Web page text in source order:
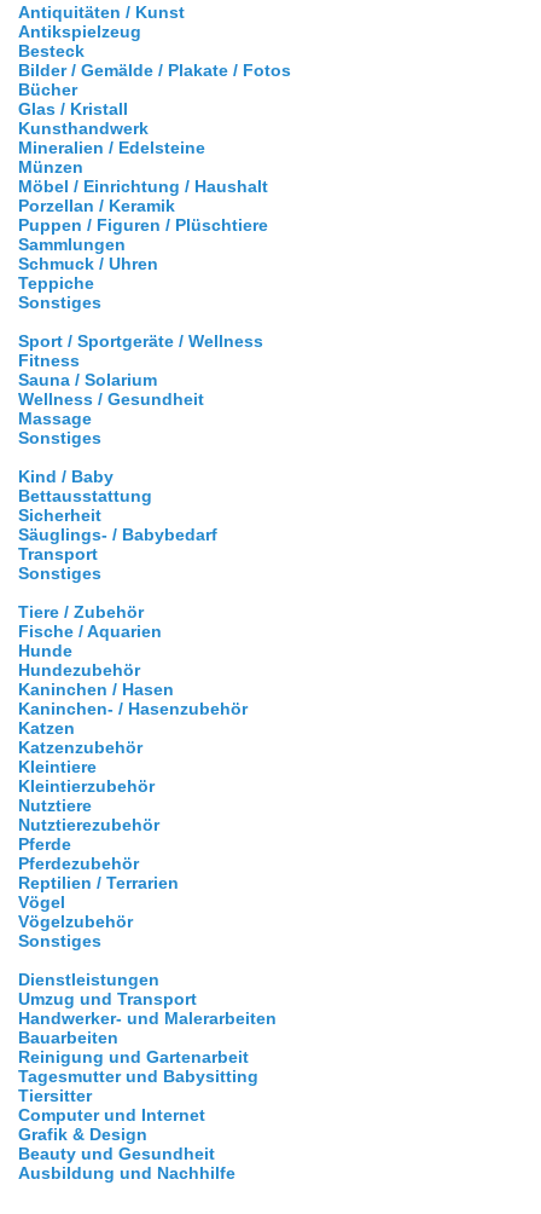
Antiquitäten / Kunst
Antikspielzeug
Besteck
Bilder / Gemälde / Plakate / Fotos
Bücher
Glas / Kristall
Kunsthandwerk
Mineralien / Edelsteine
Münzen
Möbel / Einrichtung / Haushalt
Porzellan / Keramik
Puppen / Figuren / Plüschtiere
Sammlungen
Schmuck / Uhren
Teppiche
Sonstiges
Sport / Sportgeräte / Wellness
Fitness
Sauna / Solarium
Wellness / Gesundheit
Massage
Sonstiges
Kind / Baby
Bettausstattung
Sicherheit
Säuglings- / Babybedarf
Transport
Sonstiges
Tiere / Zubehör
Fische / Aquarien
Hunde
Hundezubehör
Kaninchen / Hasen
Kaninchen- / Hasenzubehör
Katzen
Katzenzubehör
Kleintiere
Kleintierzubehör
Nutztiere
Nutztierezubehör
Pferde
Pferdezubehör
Reptilien / Terrarien
Vögel
Vögelzubehör
Sonstiges
Dienstleistungen
Umzug und Transport
Handwerker- und Malerarbeiten
Bauarbeiten
Reinigung und Gartenarbeit
Tagesmutter und Babysitting
Tiersitter
Computer und Internet
Grafik & Design
Beauty und Gesundheit
Ausbildung und Nachhilfe